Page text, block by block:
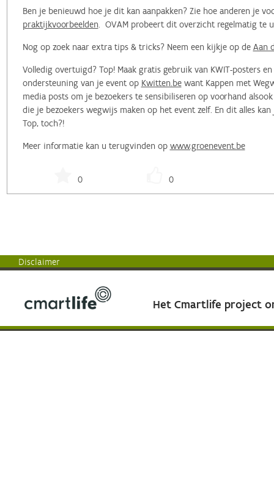
Ben je benieuwd hoe je dit kan aanpakken? Zie hoe anderen je
praktijkvoorbeelden. OVAM probeert dit overzicht regelmatig te
Nog op zoek naar extra tips & tricks? Neem een kijkje op de Aan
Volledig overtuigd? Top! Maak gratis gebruik van KWIT-posters
ondersteuning van je event op Kwitten.bewant Kappen met
media posts om je bezoekers te sensibiliseren op voorhand
die je bezoekers wegwijs maken op het event zelf. En dit alles
Top, toch?!
Meer informatie kan u terugvinden op www.groenevent.be
0 0
Disclaimer
Het Cmartlife project